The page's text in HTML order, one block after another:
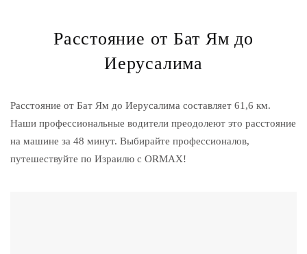
Расстояние от Бат Ям до
Иерусалима
Расстояние от Бат Ям до Иерусалима составляет 61,6 км.
Наши профессиональные водители преодолеют это расстояние
на машине за 48 минут. Выбирайте профессионалов,
путешествуйте по Израилю с ORMAX!